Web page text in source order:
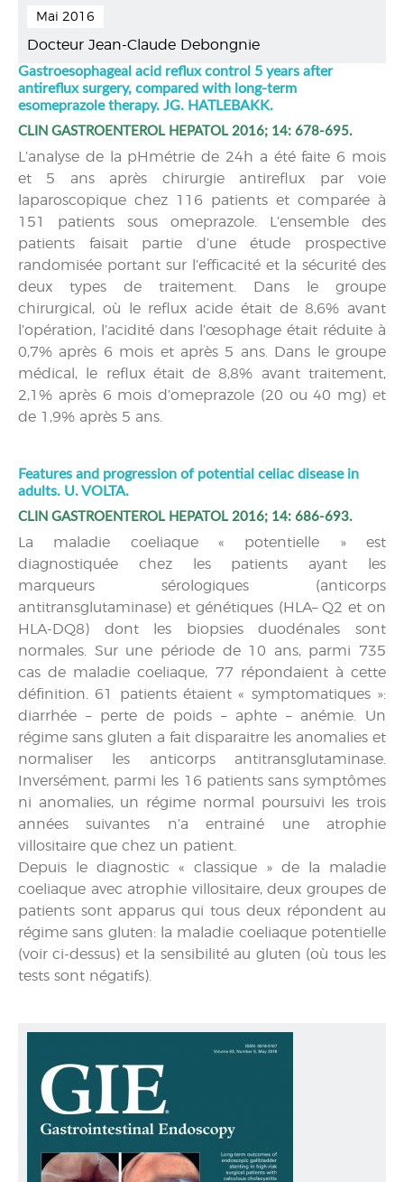
Mai 2016
Docteur Jean-Claude Debongnie
Gastroesophageal acid reflux control 5 years after
antireflux surgery, compared with long-term
esomeprazole therapy. JG. HATLEBAKK.
CLIN GASTROENTEROL HEPATOL 2016; 14: 678-695.
L’analyse de la pHmétrie de 24h a été faite 6 mois
et 5 ans après chirurgie antireflux par voie
laparoscopique chez 116 patients et comparée à
151 patients sous omeprazole. L’ensemble des
patients faisait partie d’une étude prospective
randomisée portant sur l’efficacité et la sécurité des
deux types de traitement. Dans le groupe
chirurgical, où le reflux acide était de 8,6% avant
l’opération, l’acidité dans l’œsophage était réduite à
0,7% après 6 mois et après 5 ans. Dans le groupe
médical, le reflux était de 8,8% avant traitement,
2,1% après 6 mois d’omeprazole (20 ou 40 mg) et
de 1,9% après 5 ans.
Features and progression of potential celiac disease in
adults. U. VOLTA.
CLIN GASTROENTEROL HEPATOL 2016; 14: 686-693.
La maladie coeliaque « potentielle » est
diagnostiquée chez les patients ayant les
marqueurs sérologiques (anticorps
antitransglutaminase) et génétiques (HLA– Q2 et on
HLA-DQ8) dont les biopsies duodénales sont
normales. Sur une période de 10 ans, parmi 735
cas de maladie coeliaque, 77 répondaient à cette
définition. 61 patients étaient « symptomatiques »:
diarrhée – perte de poids – aphte – anémie. Un
régime sans gluten a fait disparaitre les anomalies et
normaliser les anticorps antitransglutaminase.
Inversément, parmi les 16 patients sans symptômes
ni anomalies, un régime normal poursuivi les trois
années suivantes n’a entrainé une atrophie
villositaire que chez un patient.
Depuis le diagnostic « classique » de la maladie
coeliaque avec atrophie villositaire, deux groupes de
patients sont apparus qui tous deux répondent au
régime sans gluten: la maladie coeliaque potentielle
(voir ci-dessus) et la sensibilité au gluten (où tous les
tests sont négatifs).